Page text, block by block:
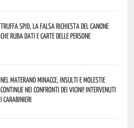
Truffa Spid, la falsa richiesta del canone
che ruba dati e carte delle persone
Nel materano minacce, insulti e molestie
continue nei confronti dei vicini! Intervenuti
i Carabinieri